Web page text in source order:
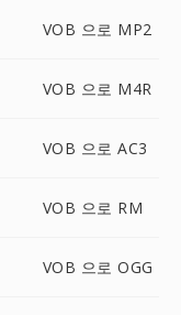
VOB 으로 MP2
VOB 으로 M4R
VOB 으로 AC3
VOB 으로 RM
VOB 으로 OGG